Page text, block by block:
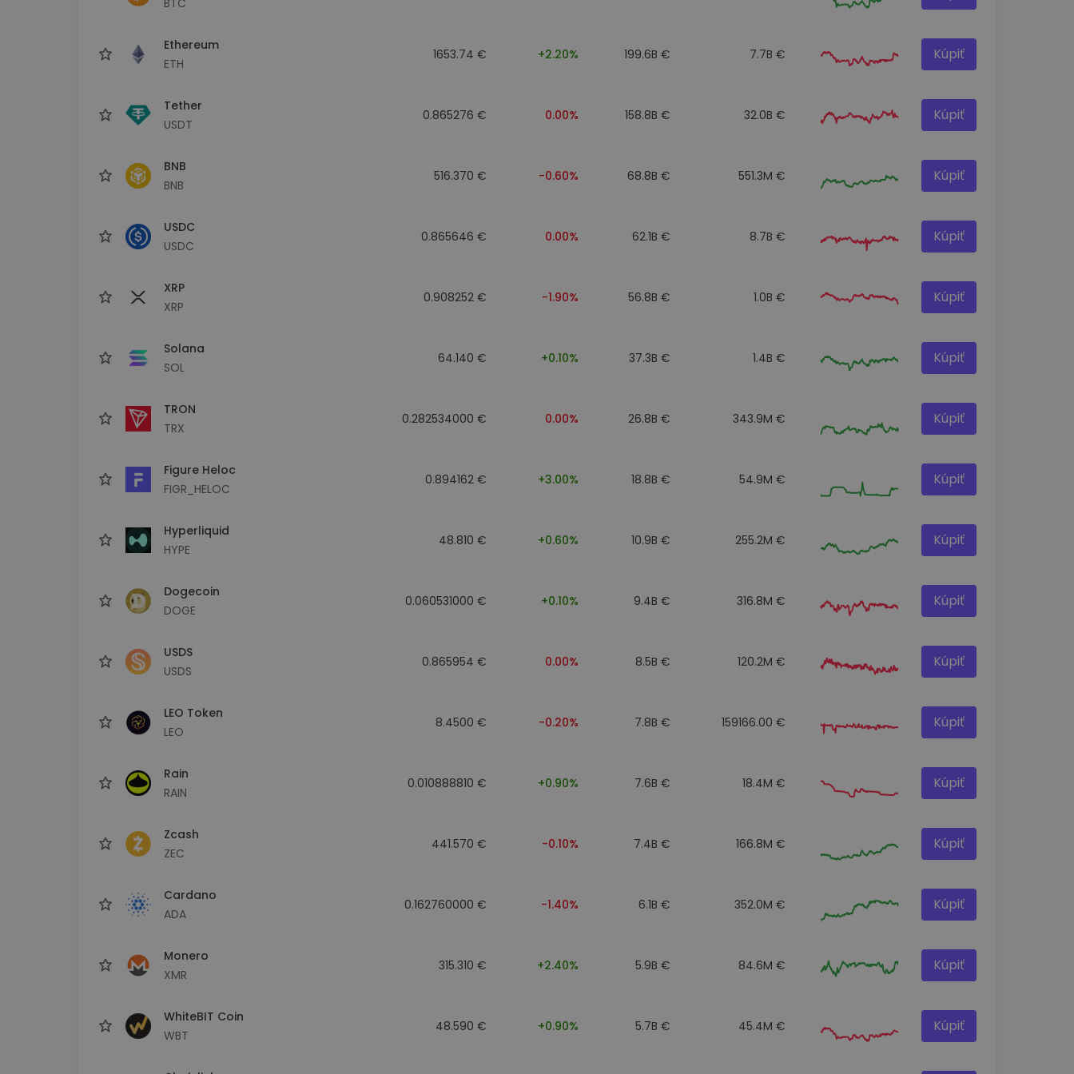
Ethereum
ETH
1653.74 € +2.20% 199.6B € 7.7B € Kúpiť
Tether
USDT
0.865276 € 0.00% 158.8B € 32.0B € Kúpiť
BNB
BNB
516.370 € -0.60% 68.8B € 551.3M € Kúpiť
USDC
USDC
0.865646 € 0.00% 62.1B € 8.7B € Kúpiť
XRP
XRP
0.908252 € -1.90% 56.8B € 1.0B € Kúpiť
Solana
SOL
64.140 € +0.10% 37.3B € 1.4B € Kúpiť
TRON
TRX
0.282534000 € 0.00% 26.8B € 343.9M € Kúpiť
Figure Heloc
FIGR_HELOC
0.894162 € +3.00% 18.8B € 54.9M € Kúpiť
Hyperliquid
HYPE
48.810 € +0.60% 10.9B € 255.2M € Kúpiť
Dogecoin
DOGE
0.060531000 € +0.10% 9.4B € 316.8M € Kúpiť
USDS
USDS
0.865954 € 0.00% 8.5B € 120.2M € Kúpiť
LEO Token
LEO
8.4500 € -0.20% 7.8B € 159166.00 € Kúpiť
Rain
RAIN
0.010888810 € +0.90% 7.6B € 18.4M € Kúpiť
Zcash
ZEC
441.570 € -0.10% 7.4B € 166.8M € Kúpiť
Cardano
ADA
0.162760000 € -1.40% 6.1B € 352.0M € Kúpiť
Monero
XMR
315.310 € +2.40% 5.9B € 84.6M € Kúpiť
WhiteBIT Coin
WBT
48.590 € +0.90% 5.7B € 45.4M € Kúpiť